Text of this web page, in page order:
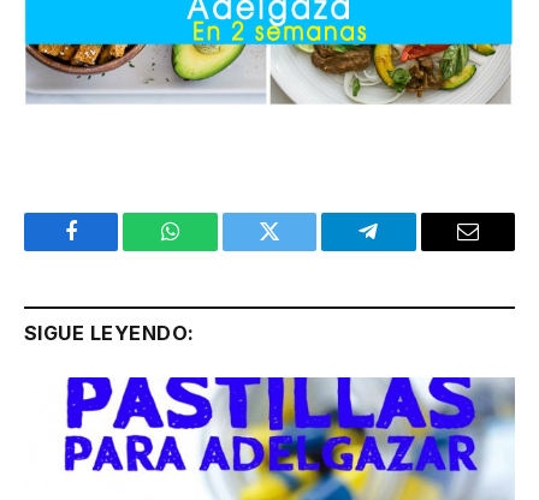
Facebook WhatsApp Twitter Telegram Email
SIGUE LEYENDO: